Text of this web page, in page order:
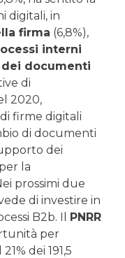
digitali, in
firma (6,8%),
interni
documenti
di
2020,
firme digitali
di documenti
dei
la
prossimi due
di investire in
B2b. Il PNRR
per
dei 191,5